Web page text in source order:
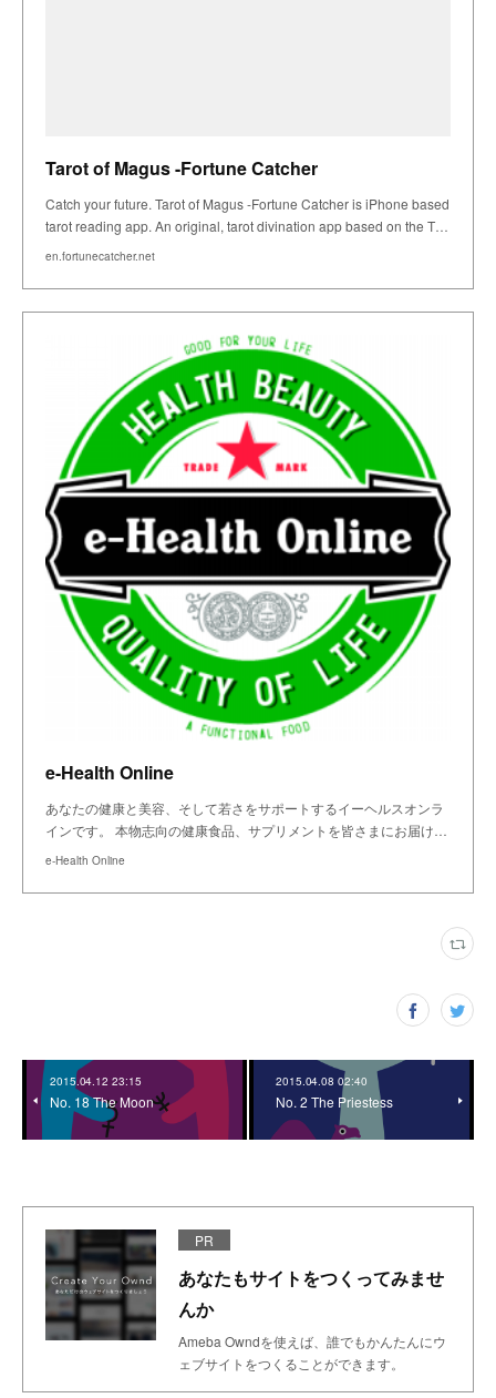
Tarot of Magus -Fortune Catcher
Catch your future. Tarot of Magus -Fortune Catcher is iPhone based
tarot reading app. An original, tarot divination app based on the T…
en.fortunecatcher.net
e-Health Online
あなたの健康と美容、そして若さをサポートするイーヘルスオンラ
インです。 本物志向の健康食品、サプリメントを皆さまにお届け…
e-Health Online
2015.04.12 23:15
No. 18 The Moon
2015.04.08 02:40
No. 2 The Priestess
PR
あなたもサイトをつくってみませ
んか
Ameba Owndを使えば、誰でもかんたんにウ
ェブサイトをつくることができます。